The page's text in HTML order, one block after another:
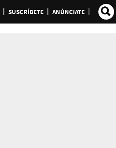
SUSCRÍBETE ANÚNCIATE